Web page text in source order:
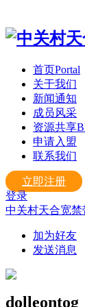
首页Portal
关于我们
新闻通知
成员风采
资源共享
申请入盟
联系我们
立即注册
登录
中关村天合宽
加为好友
发送消息
dolleontog